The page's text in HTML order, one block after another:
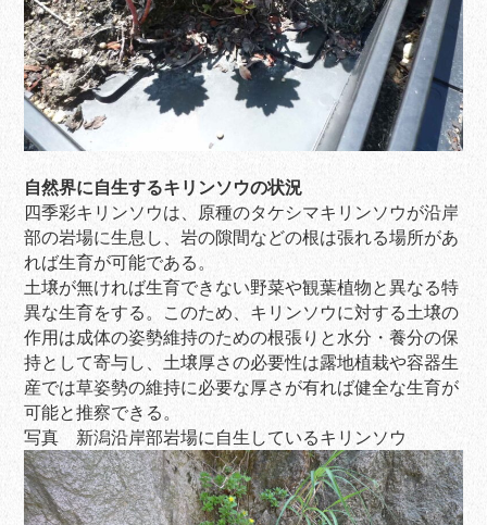
自然界に自生するキリンソウの状況
四季彩キリンソウは、原種のタケシマキリンソウが沿岸
部の岩場に生息し、岩の隙間などの根は張れる場所があ
れば生育が可能である。
土壌が無ければ生育できない野菜や観葉植物と異なる特
異な生育をする。このため、キリンソウに対する土壌の
作用は成体の姿勢維持のための根張りと水分・養分の保
持として寄与し、土壌厚さの必要性は露地植栽や容器生
産では草姿勢の維持に必要な厚さが有れば健全な生育が
可能と推察できる。
写真 新潟沿岸部岩場に自生しているキリンソウ